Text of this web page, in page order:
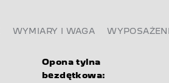
WYMIARY I WAGA
Opona tylna
bezdętkowa: